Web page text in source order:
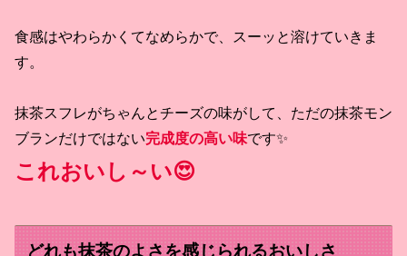
食感はやわらかくてなめらかで、スーッと溶けていきま
す。
抹茶スフレがちゃんとチーズの味がして、ただの抹茶モン
ブランだけではない完成度の高い味です✨
これおいし～い😍
どれも抹茶のよさを感じられるおいしさ